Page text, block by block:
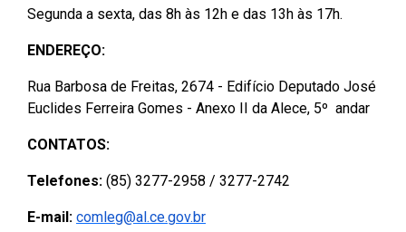
Segunda a sexta, das 8h às 12h e das 13h às 17h.
ENDEREÇO:
Rua Barbosa de Freitas, 2674 - Edifício Deputado José
Euclides Ferreira Gomes - Anexo II da Alece, 5º andar
CONTATOS:
Telefones: (85) 3277-2958 / 3277-2742
E-mail: comleg@al.ce.gov.br